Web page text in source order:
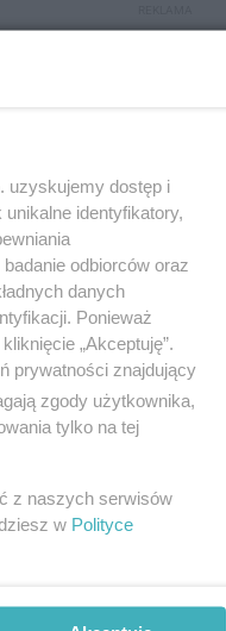
REKLAMA
uzyskujemy dostęp i
identyfikatory,
odbiorców oraz
danych
Ponieważ
„Akceptuję”.
prywatności znajdujący
zgody użytkownika,
tylko na tej
z naszych serwisów
w Polityce